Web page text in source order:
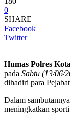
0
SHARE
Facebook
Twitter
Humas Polres
pada Sabtu (13/06/
dihadiri para
Dalam
meningkatkan